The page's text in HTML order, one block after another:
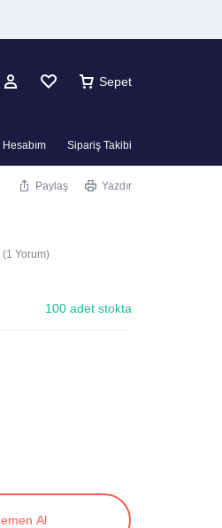
Sepet
Hesabım Sipariş Takibi
Paylaş Yazdır
(1 Yorum)
100 adet stokta
Al